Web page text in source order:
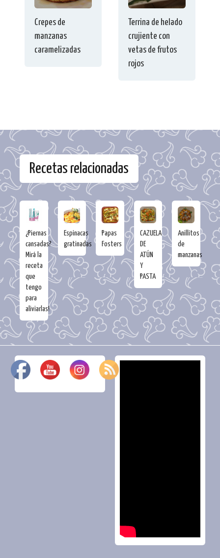
Crepes de
manzanas
caramelizadas
Terrina de helado
crujiente con
vetas de frutos
rojos
Recetas relacionadas
¿Piernas
cansadas?
Mirá la
receta
que
tengo
para
aliviarlas!
Espinacas
gratinadas
Papas
Fosters
CAZUELA
DE
ATÚN
Y
PASTA
Anillitos
de
manzanas